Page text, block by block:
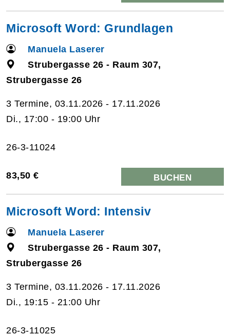
Microsoft Word: Grundlagen
Manuela Laserer
Strubergasse 26 - Raum 307,
Strubergasse 26
3 Termine, 03.11.2026 - 17.11.2026
Di., 17:00 - 19:00 Uhr
26-3-11024
83,50 € BUCHEN
Microsoft Word: Intensiv
Manuela Laserer
Strubergasse 26 - Raum 307,
Strubergasse 26
3 Termine, 03.11.2026 - 17.11.2026
Di., 19:15 - 21:00 Uhr
26-3-11025